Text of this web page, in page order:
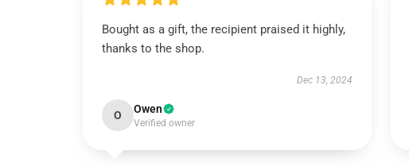
Bought as a gift, the recipient praised it highly,
thanks to the shop.
Dec 13, 2024
O Owen
Verified owner